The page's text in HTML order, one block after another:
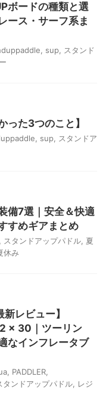
ボードの種類と選
ース・サーフ系ま
sup
スタンド
った3つのこと】
sup
スタンドア
備7選｜安全＆快適
すめギアまとめ
スタンドアップパドル 夏
休み
レビュー】
× 30｜ツーリン
なインフレータブ
PADDLER
タンドアップパドル
レジ